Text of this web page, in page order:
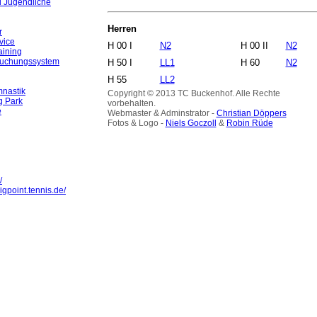
Jugendliche
Park
Herren
H 00 I
N2 H 00 II
N2
H 50 I
LL1 H 60
N2
H 55
LL2
Copyright © 2013 TC Buckenhof. Alle Rechte
vorbehalten.
Webmaster & Adminstrator - Christian Döppers
Fotos & Logo - Niels Goczoll & Robin Rüde